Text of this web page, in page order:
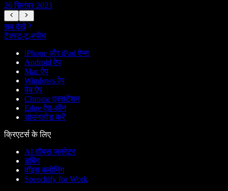
26 सितंबर 2023
सब देखें
टेक्स्ट-टू-स्पीच
iPhone और iPad ऐप्स
Android ऐप
Mac ऐप
Windows ऐप
वेब ऐप
Chrome एक्सटेंशन
Edge ऐड-ऑन
डाउनलोड करें
क्रिएटर्स के लिए
AI वॉयस जनरेटर
डबिंग
वॉइस क्लोनिंग
Speechify for Work